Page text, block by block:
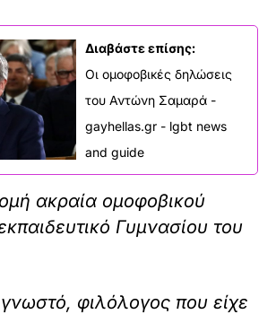
Διαβάστε επίσης:
Οι ομοφοβικές δηλώσεις
του Αντώνη Σαμαρά -
gayhellas.gr - lgbt news
and guide
ακραία ομοφοβικού
Γυμνασίου του
φιλόλογος που είχε